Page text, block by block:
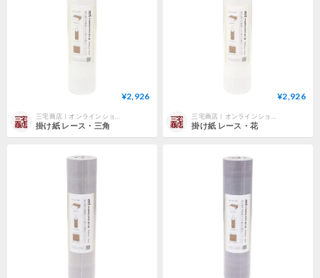
¥2,926
掛け紙 レース・三角
¥2,926
掛け紙 レース・花